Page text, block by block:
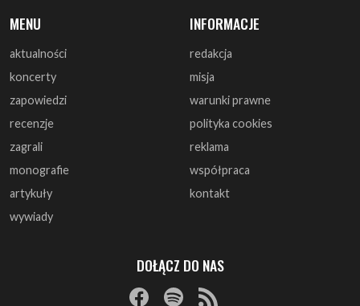
zapowiedzi
recenzje
zagrali
monografie
artykuły
wywiady
warunki prawne
polityka cookies
reklama
współpraca
kontakt
DOŁĄCZ DO NAS
© 1997 - 2025 ArtRock.pl - Wszelkie prawa zastrzeżone.